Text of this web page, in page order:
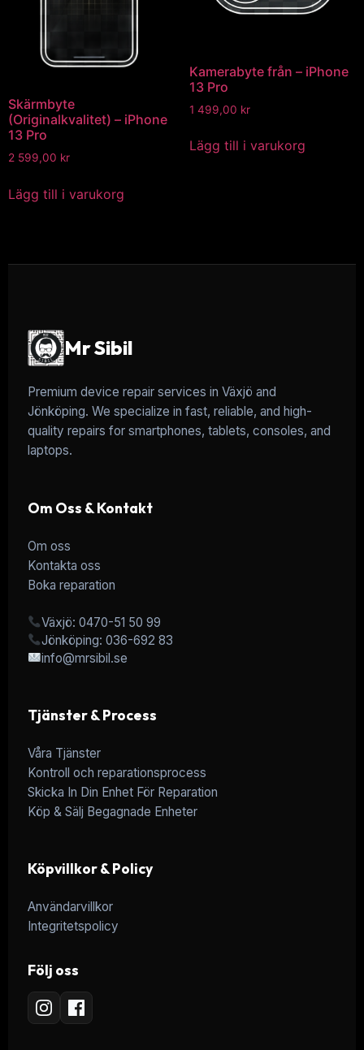
Skärmbyte
(Originalkvalitet) – iPhone
13 Pro
2 599,00 kr
Lägg till i varukorg
Kamerabyte från – iPhone
13 Pro
1 499,00 kr
Lägg till i varukorg
Mr Sibil
Premium device repair services in Växjö and
Jönköping. We specialize in fast, reliable, and high-
quality repairs for smartphones, tablets, consoles, and
laptops.
Om Oss & Kontakt
Om oss
Kontakta oss
Boka reparation
Växjö: 0470-51 50 99
Jönköping: 036-692 83
info@mrsibil.se
Tjänster & Process
Våra Tjänster
Kontroll och reparationsprocess
Skicka In Din Enhet För Reparation
Köp & Sälj Begagnade Enheter
Köpvillkor & Policy
Användarvillkor
Integritetspolicy
Följ oss